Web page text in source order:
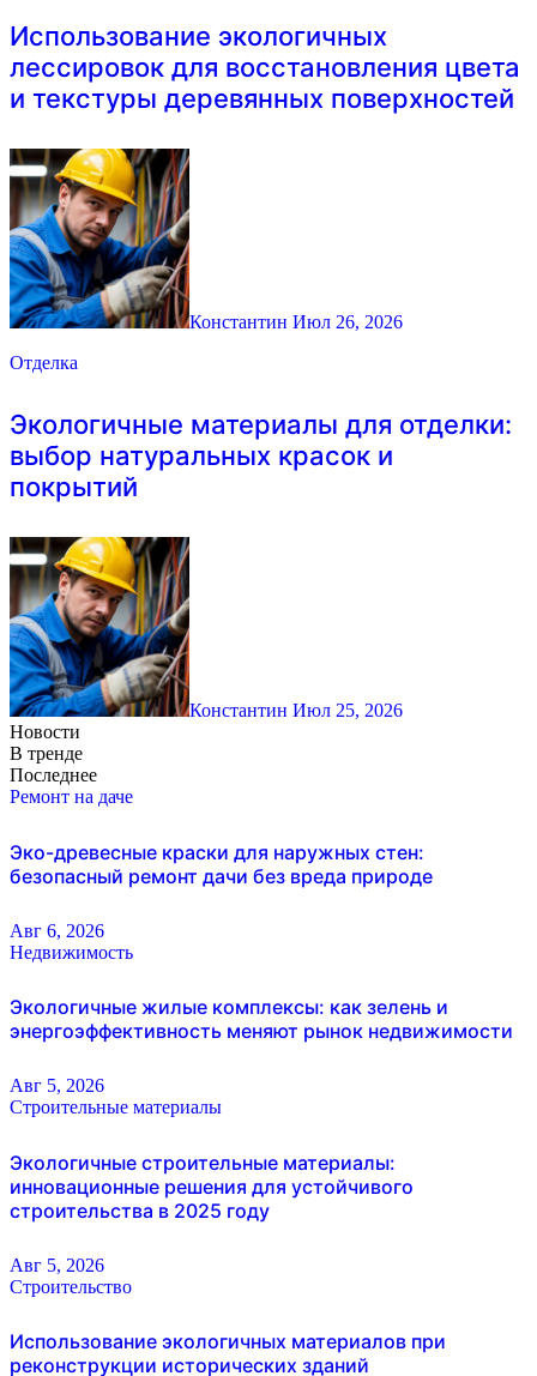
Использование экологичных
лессировок для восстановления цвета
и текстуры деревянных поверхностей
Константин Июл 26, 2026
Отделка
Экологичные материалы для отделки:
выбор натуральных красок и
покрытий
Константин Июл 25, 2026
Новости
В тренде
Последнее
Ремонт на даче
Эко-древесные краски для наружных стен:
безопасный ремонт дачи без вреда природе
Авг 6, 2026
Недвижимость
Экологичные жилые комплексы: как зелень и
энергоэффективность меняют рынок недвижимости
Авг 5, 2026
Строительные материалы
Экологичные строительные материалы:
инновационные решения для устойчивого
строительства в 2025 году
Авг 5, 2026
Строительство
Использование экологичных материалов при
реконструкции исторических зданий